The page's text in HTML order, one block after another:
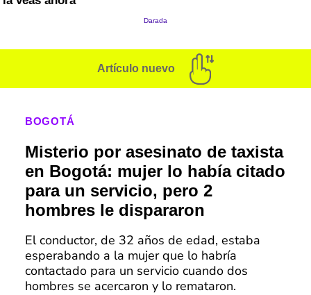
Artículo nuevo
BOGOTÁ
Misterio por asesinato de taxista
en Bogotá: mujer lo había citado
para un servicio, pero 2
hombres le dispararon
El conductor, de 32 años de edad, estaba
esperabando a la mujer que lo habría
contactado para un servicio cuando dos
hombres se acercaron y lo remataron.